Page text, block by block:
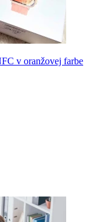
v oranžovej farbe